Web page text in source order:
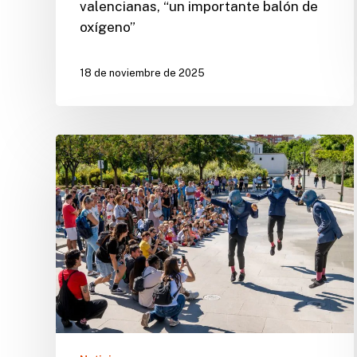
valencianas, “un importante balón de
oxígeno”
18 de noviembre de 2025
AVETID
saca
las
artes
escénicas
a
las
calles
para
invitar